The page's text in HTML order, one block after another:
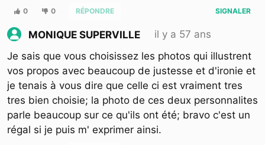
0 0 RÉPONDRE SIGNALER
MONIQUE SUPERVILLE
il y a 57 ans
Je sais que vous choisissez les photos qui illustrent
vos propos avec beaucoup de justesse et d'ironie et
je tenais à vous dire que celle ci est vraiment tres
tres bien choisie; la photo de ces deux personnalites
parle beaucoup sur ce qu'ils ont été; bravo c'est un
régal si je puis m' exprimer ainsi.